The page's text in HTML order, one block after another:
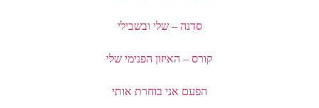
סדנה – שלי ובשבילי
קורס – האיזון הפנימי שלי
הפעם אני בוחרת אותי